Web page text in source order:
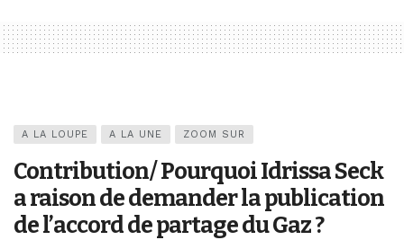
A LA LOUPE A LA UNE ZOOM SUR
Contribution/ Pourquoi Idrissa Seck
a raison de demander la publication
de l’accord de partage du Gaz ?